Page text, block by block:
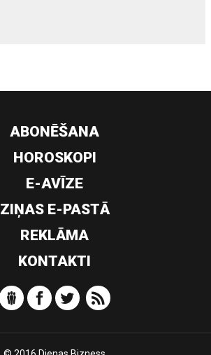
ABONĒŠANA
HOROSKOPI
E-AVĪZE
ZIŅAS E-PASTĀ
REKLĀMA
KONTAKTI